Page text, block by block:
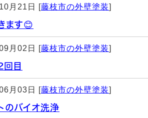
月21日 [藤枝市の外壁塗装]
ます😊
月02日 [藤枝市の外壁塗装]
回目
月03日 [藤枝市の外壁塗装]
のバイオ洗浄